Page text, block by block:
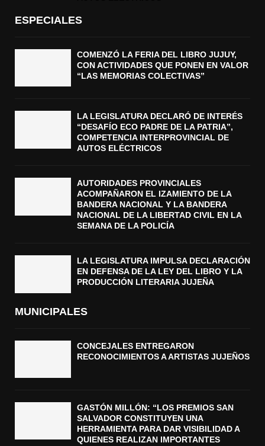
ESPECIALES
COMENZÓ LA FERIA DEL LIBRO JUJUY,
CON ACTIVIDADES QUE PONEN EN VALOR
“LAS MEMORIAS COLECTIVAS”
LA LEGISLATURA DECLARÓ DE INTERÉS
“DESAFÍO ECO PADRE DE LA PATRIA”,
COMPETENCIA INTERPROVINCIAL DE
AUTOS ELÉCTRICOS
AUTORIDADES PROVINCIALES
ACOMPAÑARON EL IZAMIENTO DE LA
BANDERA NACIONAL Y LA BANDERA
NACIONAL DE LA LIBERTAD CIVIL EN LA
SEMANA DE LA POLICÍA
LA LEGISLATURA IMPULSA DECLARACIÓN
EN DEFENSA DE LA LEY DEL LIBRO Y LA
PRODUCCIÓN LITERARIA JUJEÑA
MUNICIPALES
CONCEJALES ENTREGARON
RECONOCIMIENTOS A ARTISTAS JUJEÑOS
GASTÓN MILLÓN: “LOS PREMIOS SAN
SALVADOR CONSTITUYEN UNA
HERRAMIENTA PARA DAR VISIBILIDAD A
QUIENES REALIZAN IMPORTANTES